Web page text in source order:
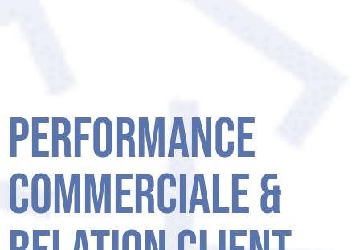
Performance
commerciale &